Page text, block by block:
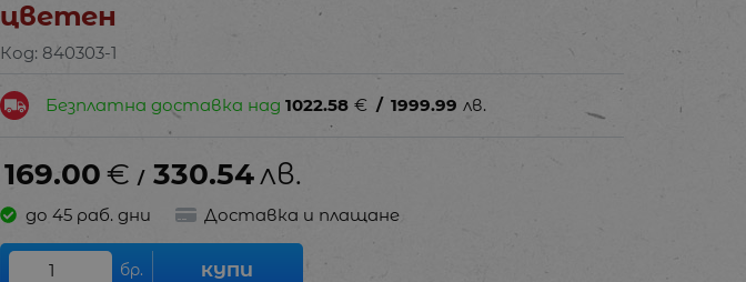
цветен
Код: 840303-1
Безплатна доставка над1022.58 € / 1999.99 лв.
169.00€ / 330.54лв.
до 45 раб. дни Доставка и плащане
бр. КУПИ